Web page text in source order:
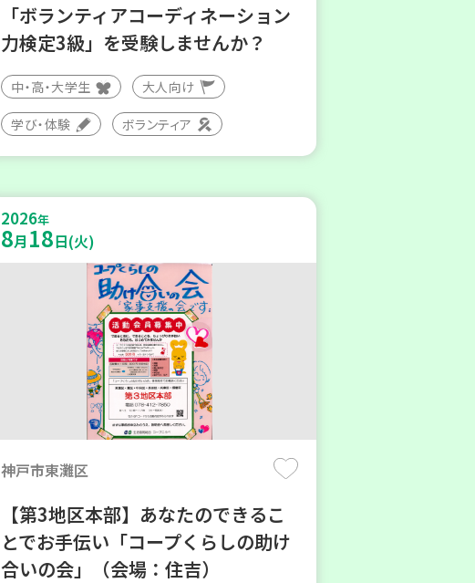
「ボランティアコーディネーション
力検定3級」を受験しませんか？
中・高・大学生 大人向け
学び・体験 ボランティア
2026年
8月 18日(火)
神戸市東灘区
【第3地区本部】あなたのできるこ
とでお手伝い「コープくらしの助け
合いの会」（会場：住吉）